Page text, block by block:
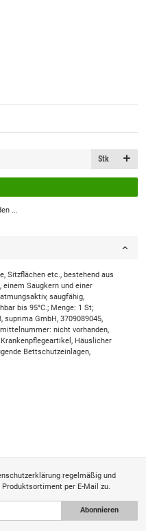
Stk
...
Sitzflächen etc., bestehend aus
Saugkern und einer
saugfähig,
bis 95°C.; Menge: 1 St;
suprima GmbH, 3709089045,
nicht vorhanden,
Häuslicher
Bettschutzeinlagen,
regelmäßig und
per E-Mail zu.
Abonnieren